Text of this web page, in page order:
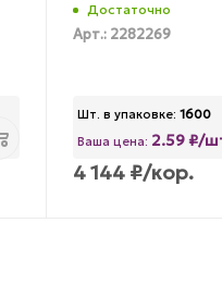
Достаточно
Арт.: 2282269
Шт. в упаковке: 1600
Ваша цена: 2.59 ₽/
4 144 ₽/кор.